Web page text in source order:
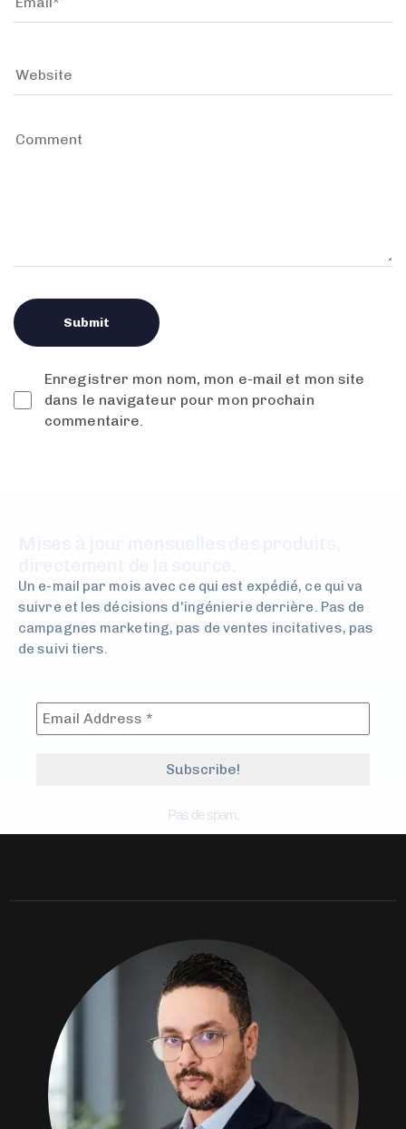
Enregistrer mon nom, mon e-mail et mon site
dans le navigateur pour mon prochain
commentaire.
Un e-mail par mois avec ce qui est expédié, ce qui va
suivre et les décisions d'ingénierie derrière. Pas de
campagnes marketing, pas de ventes incitatives, pas
de suivi tiers.
Pas de spam.